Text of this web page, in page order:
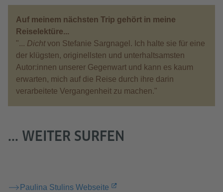
Auf meinem nächsten Trip gehört in meine
Reiselektüre...
"... Dichtvon Stefanie Sargnagel. Ich halte sie für eine
der klügsten, originellsten und unterhaltsamsten
Autor:innen unserer Gegenwart und kann es kaum
erwarten, mich auf die Reise durch ihre darin
verarbeitete Vergangenheit zu machen."
... WEITER SURFEN
Paulina Stulins Webseite